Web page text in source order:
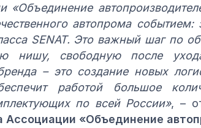
«Объединение
автопрома
SENAT. Это важный шаг по
нишу, свободную после
– это создание новых
работой большое
по всей России», –
«Объединение